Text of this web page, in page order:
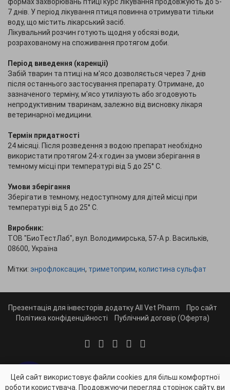
7 днів. У період лікування птиця повинна отримувати тільки
воду, що містить лікарський засіб.
Лікувальний розчин готують щодня у обсязі води,
розрахованому на споживання протягом доби.
Період виведення (каренціі)
Забій тварин та птиці на м'ясо дозволяється через 7 днів
після останнього застосування препарату. Отримане, до
зазначеного терміну, м'ясо утилізують або згодовують
непродуктивним тваринам, залежно від висновку лікаря
ветеринарної медицини.
Термін придатності
24 місяці. Після розведення з водою препарат необхідно
використати протягом 24-х годин за умови зберігання в
темному місці при температурі від 5 до 25° С.
Умови зберігання
Зберігати в темному, недоступному для дітей місці при
температурі від 5 до 25° С.
Виробник:
ТОВ "БиоТестЛаб", вул. Володимирська, 57-А р. Васильків,
08600, Україна
Мітки: энрофлоксацин, триметоприм, колистина сульфат
Презентація для інвесторів додатку All Vet Pharm
Про сайт
Політика конфіденційності
Публічний договір (Оферта)
Цей сайт використовує файли cookies для більш комфортної
роботи користувача. Продовжуючи перегляд сторінок сайту, ви